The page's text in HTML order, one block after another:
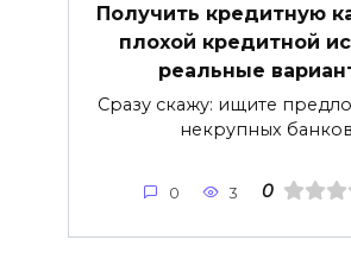
Получить кредитную
плохой кредитной
реальные
Сразу скажу: ищите
некрупных банков
0 3 0